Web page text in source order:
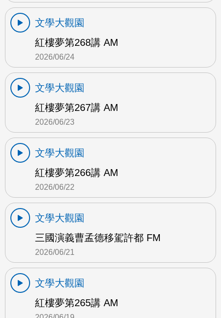
文學大觀園
紅樓夢第268講 AM
2026/06/24
文學大觀園
紅樓夢第267講 AM
2026/06/23
文學大觀園
紅樓夢第266講 AM
2026/06/22
文學大觀園
三國演義曹孟德移駕許都 FM
2026/06/21
文學大觀園
紅樓夢第265講 AM